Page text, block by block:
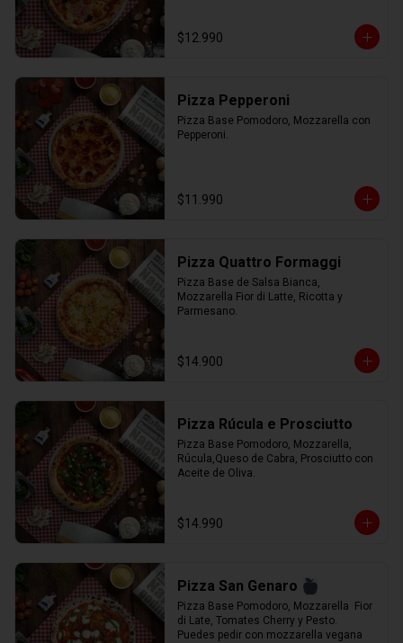
$12.990
Pizza Pepperoni
Pizza Base Pomodoro, Mozzarella con
Pepperoni.
$11.990
Pizza Quattro Formaggi
Pizza Base de Salsa Bianca,
Mozzarella Fior di Latte, Ricotta y
Parmesano.
$14.900
Pizza Rúcula e Prosciutto
Pizza Base Pomodoro, Mozzarella,
Rúcula,Queso de Cabra, Prosciutto con
Aceite de Oliva.
$14.990
Pizza San Genaro
Pizza Base Pomodoro, Mozzarella  Fior
di Late, Tomates Cherry y Pesto.
Puedes pedir con mozzarella vegana